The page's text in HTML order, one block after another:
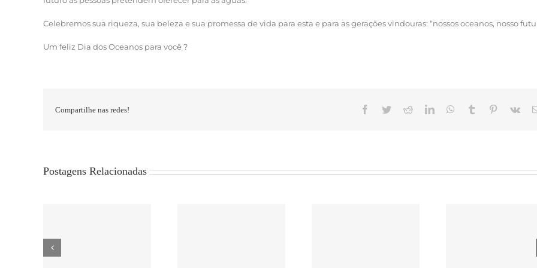
Celebremos sua riqueza, sua beleza e sua promessa de vida para esta e para as gerações vindouras: “nossos oceanos, nosso
Um feliz Dia dos Oceanos para você ?
Compartilhe nas redes!
Postagens Relacionadas